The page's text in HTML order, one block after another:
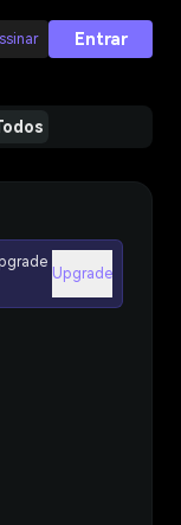
Entrar
Upgrade